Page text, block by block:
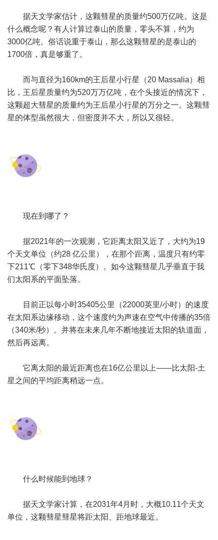
据天文学家估计，这颗彗星的质量约500万亿吨。这是
什么概念呢？有人计算过泰山的质量，零头不算，约为
3000亿吨。俗话说重于泰山，那么这颗彗星的是泰山的
1700倍，真是够重了。
而与直径为160km的王后星小行星（20 Massalia）相
比，王后星质量约为520万万亿吨，在个头接近的情况下，
这颗超大彗星的质量约为王后星小行星的万分之一。这颗彗
星的体型虽然很大，但密度并不大，所以又很轻。
现在到哪了？
据2021年的一次观测，它距离太阳又近了，大约为19
个天文单位（约28 亿公里），在那个距离，温度只有约零
下211℃（零下348华氏度）。如今这颗彗星几乎垂直于我
们太阳系的平面坠落。
目前正以每小时35405公里（22000英里/小时）的速度
在太阳系边缘移动，这个速度约为声速在空气中传播的35倍
（340米/秒）。并将在未来几年不断地接近太阳的轨道面，
然后再远离。
它离太阳的最近距离也在16亿公里以上——比太阳-土
星之间的平均距离稍远一点。
什么时候能到地球？
据天文学家计算，在2031年4月时，大概10.11个天文
单位，这颗彗星彗星将距太阳、距地球最近。